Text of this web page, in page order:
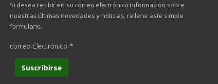
Si desea recibir en su correo electrónico información sobre
nuestras últimas novedades y noticias, rellene este simple
formulario.
correo Electrónico *